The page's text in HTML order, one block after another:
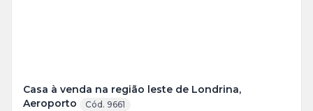
Casa à venda na região leste de Londrina,
Aeroporto
Cód. 9661